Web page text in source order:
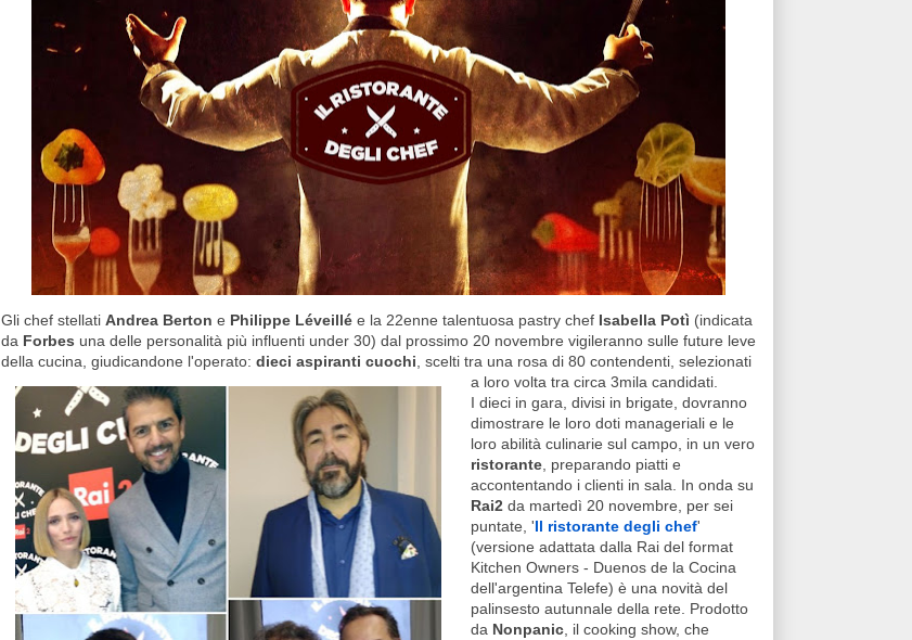
Gli chef stellati Andrea Berton e Philippe Léveillé e la 22enne talentuosa pastry chef Isabella Potì (indicata
da Forbes una delle personalità più influenti under 30) dal prossimo 20 novembre vigileranno sulle future leve
della cucina, giudicandone l'operato: dieci aspiranti cuochi, scelti tra una rosa di 80 contendenti, selezionati
a loro volta tra circa 3mila candidati.
I dieci in gara, divisi in brigate, dovranno
dimostrare le loro doti manageriali e le
loro abilità culinarie sul campo, in un vero
ristorante, preparando piatti e
accontentando i clienti in sala. In onda su
Rai2 da martedì 20 novembre, per sei
puntate, 'Il ristorante degli chef'
(versione adattata dalla Rai del format
Kitchen Owners - Duenos de la Cocina
dell'argentina Telefe) è una novità del
palinsesto autunnale della rete. Prodotto
da Nonpanic, il cooking show, che